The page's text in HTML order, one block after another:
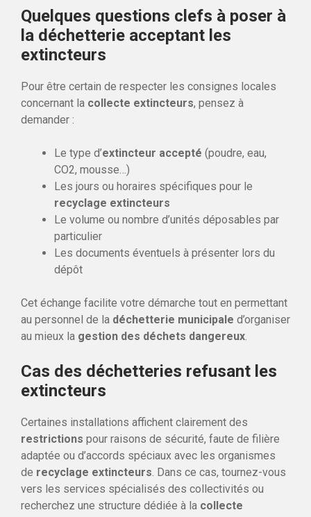
Quelques questions clefs à poser à
la déchetterie acceptant les
extincteurs
Pour être certain de respecter les consignes locales
concernant la collecte extincteurs, pensez à
demander :
Le type d’extincteur accepté (poudre, eau,
CO2, mousse…)
Les jours ou horaires spécifiques pour le
recyclage extincteurs
Le volume ou nombre d’unités déposables par
particulier
Les documents éventuels à présenter lors du
dépôt
Cet échange facilite votre démarche tout en permettant
au personnel de la déchetterie municipale d’organiser
au mieux la gestion des déchets dangereux.
Cas des déchetteries refusant les
extincteurs
Certaines installations affichent clairement des
restrictions pour raisons de sécurité, faute de filière
adaptée ou d’accords spéciaux avec les organismes
de recyclage extincteurs. Dans ce cas, tournez-vous
vers les services spécialisés des collectivités ou
recherchez une structure dédiée à la collecte